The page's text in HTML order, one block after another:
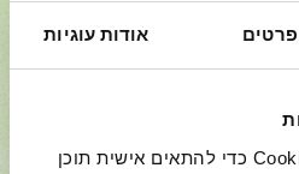
פרטים אודות עוגיות
אנחנו משתמשים בקובצי Cookie כדי להתאים אישית תוכן